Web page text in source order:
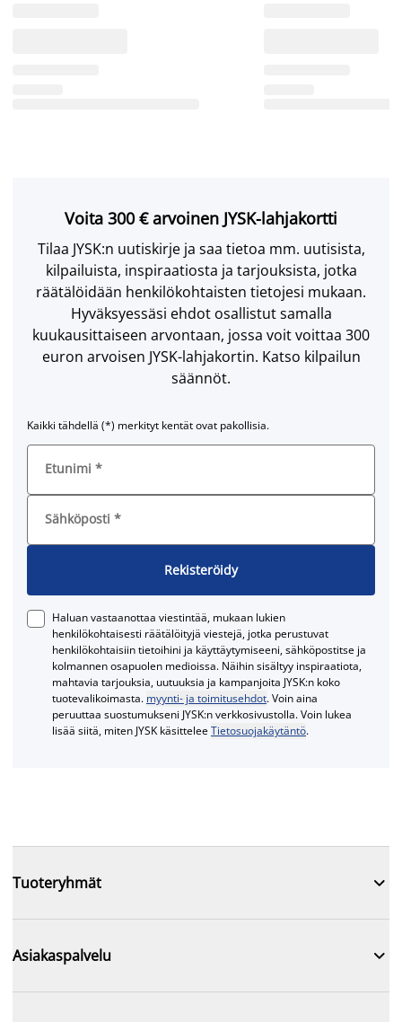
Voita 300 € arvoinen JYSK-lahjakortti
Tilaa JYSK:n uutiskirje ja saa tietoa mm. uutisista,
kilpailuista, inspiraatiosta ja tarjouksista, jotka
räätälöidään henkilökohtaisten tietojesi mukaan.
Hyväksyessäsi ehdot osallistut samalla
kuukausittaiseen arvontaan, jossa voit voittaa 300
euron arvoisen JYSK-lahjakortin. Katso kilpailun
säännöt.
Kaikki tähdellä (*) merkityt kentät ovat pakollisia.
Etunimi *
Sähköposti *
Rekisteröidy
Haluan vastaanottaa viestintää, mukaan lukien
henkilökohtaisesti räätälöityjä viestejä, jotka perustuvat
henkilökohtaisiin tietoihini ja käyttäytymiseeni, sähköpostitse ja
kolmannen osapuolen medioissa. Näihin sisältyy inspiraatiota,
mahtavia tarjouksia, uutuuksia ja kampanjoita JYSK:n koko
tuotevalikoimasta. myynti- ja toimitusehdot. Voin aina
peruuttaa suostumukseni JYSK:n verkkosivustolla. Voin lukea
lisää siitä, miten JYSK käsitteleeTietosuojakäytäntö.
Tuoteryhmät 
Asiakaspalvelu 